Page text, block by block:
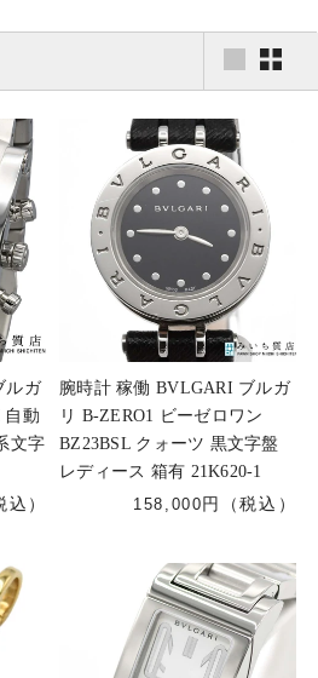
ルガ
自動
文字
腕時計 稼働 BVLGARI ブルガ
リ B-ZERO1 ビーゼロワン
BZ23BSL クォーツ 黒文字盤
レディース 箱有 21K620-1
158,000